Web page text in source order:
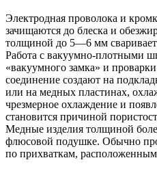
Электродная проволока и
зачищаются до блеска и
толщиной до 5—6 мм
Работа с вакуумно-плотными
«вакуумного замка» и
соединение создают на
или на медных пластинах,
чрезмерное охлаждение и
становится причиной
Медные изделия толщиной
флюсовой подушке. Обычно
по прихваткам,